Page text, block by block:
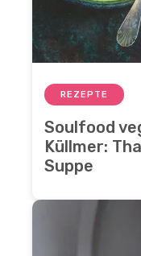
REZEPTE
Soulfood
Küllmer:
Suppe